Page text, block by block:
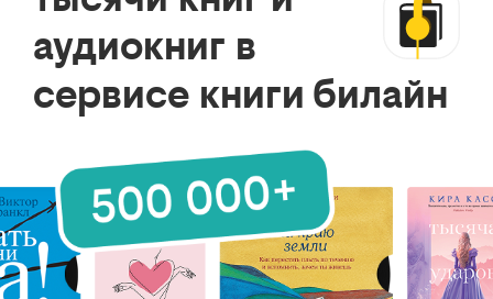
аудиокниг в
сервисе книги билайн